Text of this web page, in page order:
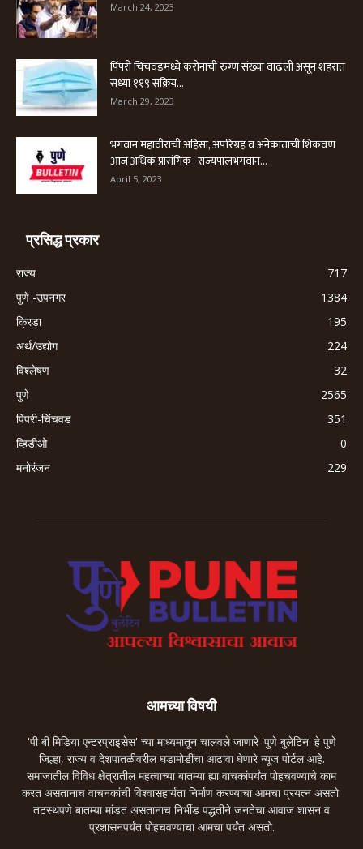
March 24, 2023
पिंपरी चिंचवडमध्ये करोनाची रुग्ण संख्या वाढली असून शहरात
सध्या ११९ सक्रिय...
March 29, 2023
भगवान महावीरांची अहिंसा, अपरिग्रह व अनेकांताची शिकवण
आज अधिक प्रासंगिक- राज्यपालभगवान...
April 5, 2023
प्रसिद्ध प्रकार
राज्य
717
पुणे -उपनगर
1384
क्रिडा
195
अर्थ/उद्योग
224
विश्लेषण
32
पुणे
2565
पिंपरी-चिंचवड
351
व्हिडीओ
0
मनोरंजन
229
आमच्या विषयी
'पी बी मिडिया एन्टरप्राइसेस' च्या माध्यमातून चालवले जाणारे 'पुणे बुलेटिन' हे पुणे
जिल्हा, राज्य व देशपातळीवरील घडामोडींचा आढावा घेणारे न्यूज पोर्टल आहे.
समाजातील विविध क्षेत्रातील महत्वाच्या बातम्या ह्या वाचकांपर्यंत पोहचवण्याचे काम
करत असतानाच वाचनकांची विश्वासहार्यता निर्माण करण्याचा आमचा प्रयत्न असतो.
तटस्थपणे बातम्या मांडत असतानाच निर्भीड पद्धतीने जनतेचा आवाज शासन व
प्रशासनपर्यंत पोहचवण्याचा आमचा पर्यंत असतो.